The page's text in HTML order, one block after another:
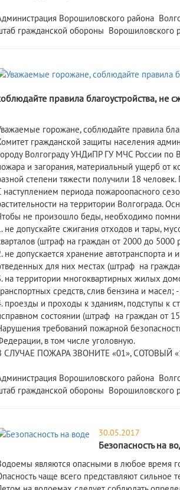
Ворошиловского района
гражданской обороны Ворошиловского
правила благоустройства, не
горожане, соблюдайте правила
гражданской защиты населения
Волгограду УНДиПР ГУ МЧС России по
и загорания, материальный ущерб от
степени тяжести получили 18
наступлением периода пожароопасного
на территории Волгограда.
не произошло беды, необходимо
не допускайте сжигания отходов и тары,
(штраф на граждан от 2000 до 5000
не допускается хранение автотранспорта
для них местах (штраф на
на территории многоквартирных жилых
средств, слив бензина и
проезды и проходы к зданиям, подступы к
состоянии (штраф на граждан от
требований пожарной
в том числе уголовную.
СЛУЧАЕ ПОЖАРА ЗВОНИТЕ «01», СОТОВЫЙ
Ворошиловского района
гражданской обороны Ворошиловского
30.05.2017
Безопасность на
являются опасными в любое время
чаще всего представляют